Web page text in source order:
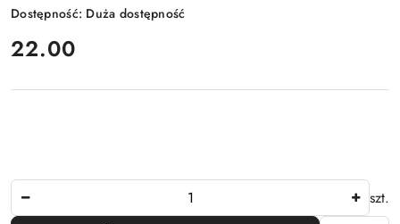
Dostępność: Duża dostępność
cena:
22.00
szt.